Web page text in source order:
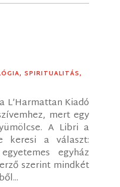
,SPIRITUALITÁS,
Kiadó
mert egy
A Libri a
keresi a választ:
egyház
szerint mindkét